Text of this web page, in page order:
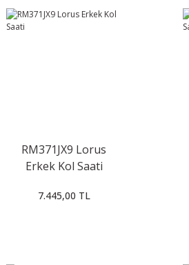
RM371JX9 Lorus
Erkek Kol Saati
7.445,00 TL